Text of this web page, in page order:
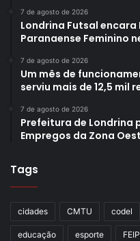
7 de agosto de 2026
Londrina Futsal
Paranaense Feminino
7 de agosto de 2026
Um mês de
serviu mais de 12,5 mil
7 de agosto de 2026
Prefeitura de Londrina
Empregos da Zona
Tags
cidades CMTU codel
educação esporte